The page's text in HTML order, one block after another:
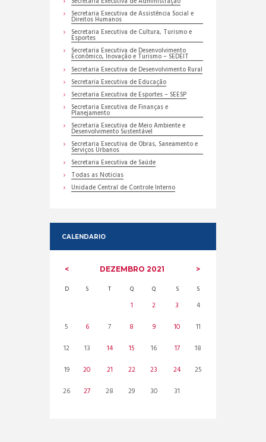
Secretaria Executiva de Assistência Social e
Direitos Humanos
Secretaria Executiva de Cultura, Turismo e
Esportes
Secretaria Executiva de Desenvolvimento
Econômico, Inovação e Turismo – SEDEIT
Secretaria Executiva de Desenvolvimento Rural
Secretaria Executiva de Educação
Secretaria Executiva de Esportes – SEESP
Secretaria Executiva de Finanças e
Planejamento
Secretaria Executiva de Meio Ambiente e
Desenvolvimento Sustentável
Secretaria Executiva de Obras, Saneamento e
Serviços Urbanos
Secretaria Executiva de Saúde
Todas as Noticias
Unidade Central de Controle Interno
CALENDARIO
DEZEMBRO2021
D S T Q Q S S
1 2 3
4
5
6 7 8 9 10
11
12
13 14 15 16 17
18
19
20 21 22 23 24
25
26
27 28 29 30 31